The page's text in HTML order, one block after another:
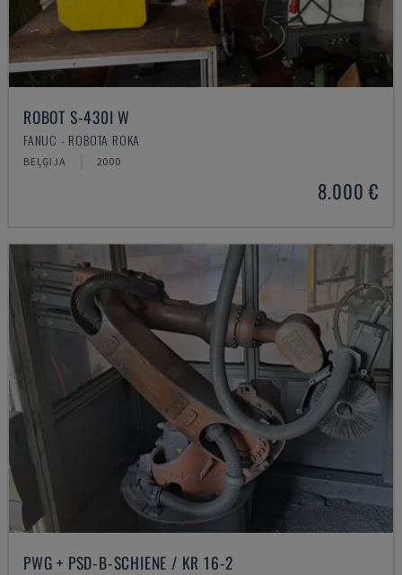
ROBOT S-430I W
FANUC - ROBOTA ROKA
BEĻĢIJA 2000
8.000 €
PWG + PSD-B-SCHIENE / KR 16-2